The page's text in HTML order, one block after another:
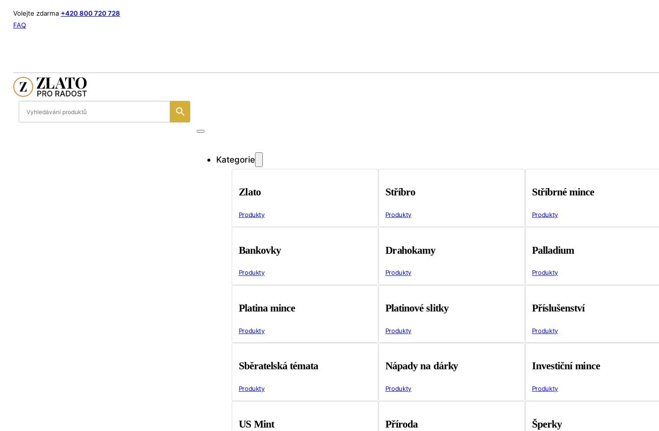
Volejte zdarma +420 800 720 728
FAQ
Kategorie
Zlato
Produkty
Stříbro
Produkty
Stříbrné mince
Produkty
Bankovky
Produkty
Drahokamy
Produkty
Palladium
Produkty
Platina mince
Produkty
Platinové slitky
Produkty
Příslušenství
Produkty
Sběratelská témata
Produkty
Nápady na dárky
Produkty
Investiční mince
Produkty
US Mint Příroda Šperky